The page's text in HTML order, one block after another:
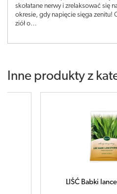
skołatane nerwy i zrelaksować się
okresie, gdy napięcie sięga zenitu!
ziół o…
Inne produkty z
lancetowatej 50g